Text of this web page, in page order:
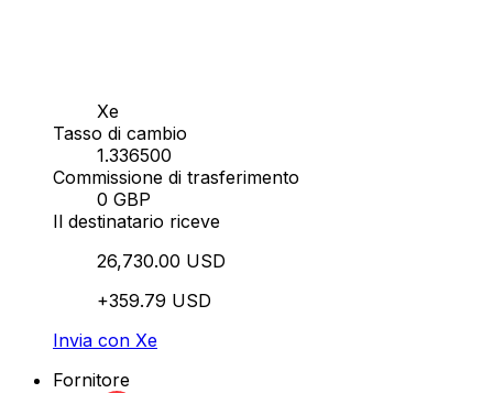
Xe
Tasso di cambio
1.336500
Commissione di trasferimento
0 GBP
Il destinatario riceve
26,730.00 USD
+359.79 USD
Invia con Xe
Fornitore